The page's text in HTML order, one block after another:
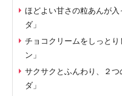
ほどよい甘さの粒あんが
ダ」
チョコクリームをしっと
ン」
サクサクとふんわり、２
ダ」